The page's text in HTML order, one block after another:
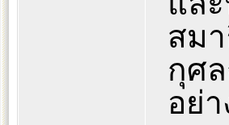
สม
กุศ
อย่